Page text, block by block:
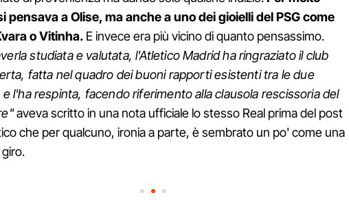
pensava a Olise, ma anche a uno dei gioielli del PSG come
o Vitinha. E invece era più vicino di quanto pensassimo.
studiata e valutata, l'Atletico Madrid ha ringraziato il club
fatta nel quadro dei buoni rapporti esistenti tra le due
l'ha respinta, facendo riferimento alla clausola rescissoria del
aveva scritto in una nota ufficiale lo stesso Real prima del post
che per qualcuno, ironia a parte, è sembrato un po' come una